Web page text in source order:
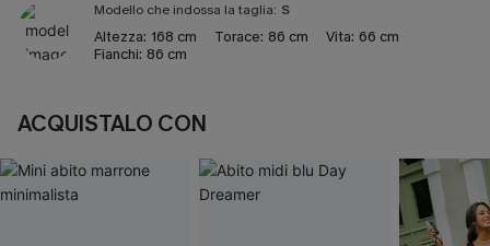
Modello che indossa la taglia: S
Altezza: 168 cm Torace: 86 cm Vita: 66 cm
Fianchi: 86 cm
ACQUISTALO CON